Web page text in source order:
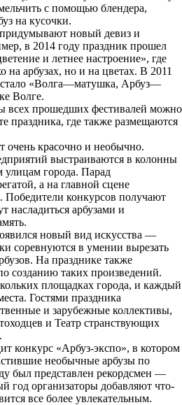
с помощью блендера,
на кусочки.
новый девиз и
в 2014 году праздник прошел
и летнее настроение», где
на арбузах, но и на цветах. В 2011
стало «Волга—матушка, Арбуз—
Волге.
всех прошедших фестивалей можно
праздника, где также размещаются
очень красочно и необычно.
выстраиваются в колонны
улицам города. Парад
а на главной сцене
конкурсов получают
насладиться арбузами и
новый вид искусства —
соревнуются в умении вырезать
На празднике также
созданию таких произведений.
площадках города, и каждый
Гостями праздника
и зарубежные коллективы,
и Театр странствующих
конкурс «Арбуз-экспо», в котором
необычные арбузы по
был представлен рекордсмен —
год организаторы добавляют что-
все более увлекательным.